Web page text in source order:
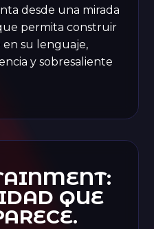
desde una mirada
permita construir
en su lenguaje,
y sobresaliente
QUE